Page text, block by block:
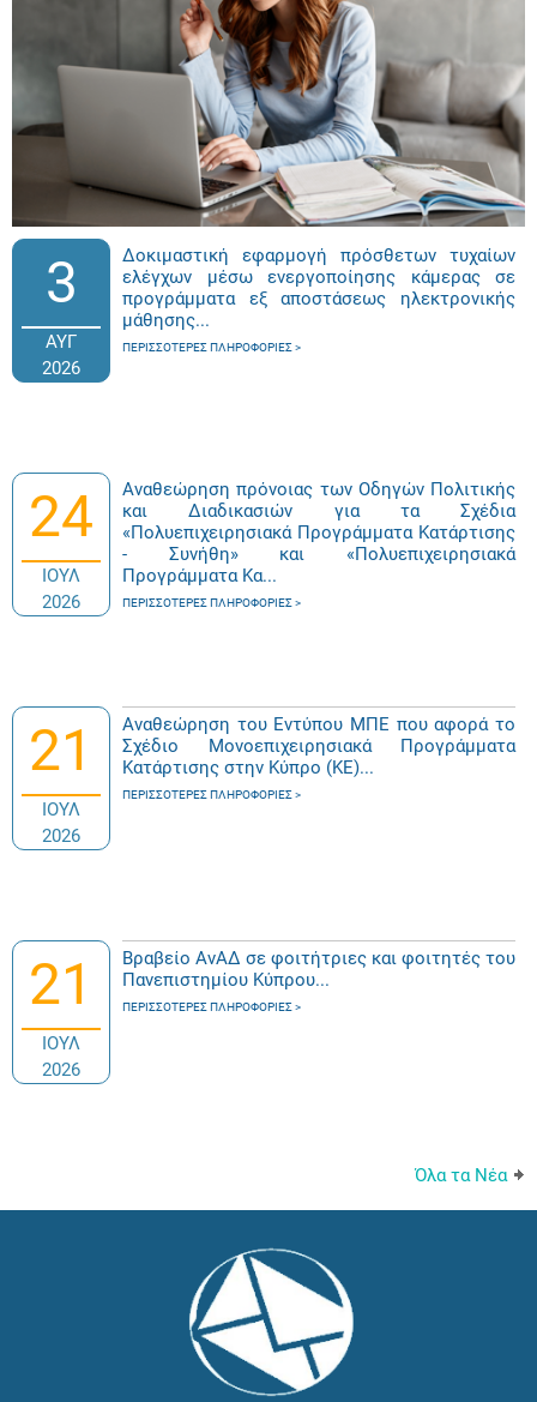
3
ΑΥΓ
2026
Δοκιμαστική εφαρμογή πρόσθετων τυχαίων
ελέγχων μέσω ενεργοποίησης κάμερας σε
προγράμματα εξ αποστάσεως ηλεκτρονικής
μάθησης...
ΠΕΡΙΣΣΌΤΕΡΕΣ ΠΛΗΡΟΦΟΡΊΕΣ
24
ΙΟΥΛ
2026
Αναθεώρηση πρόνοιας των Οδηγών Πολιτικής
και Διαδικασιών για τα Σχέδια
«Πολυεπιχειρησιακά Προγράμματα Κατάρτισης
- Συνήθη» και «Πολυεπιχειρησιακά
Προγράμματα Κα...
ΠΕΡΙΣΣΌΤΕΡΕΣ ΠΛΗΡΟΦΟΡΊΕΣ
21
ΙΟΥΛ
2026
Αναθεώρηση του Εντύπου ΜΠΕ που αφορά το
Σχέδιο Μονοεπιχειρησιακά Προγράμματα
Κατάρτισης στην Κύπρο (ΚΕ)...
ΠΕΡΙΣΣΌΤΕΡΕΣ ΠΛΗΡΟΦΟΡΊΕΣ
21
ΙΟΥΛ
2026
Βραβείο ΑνΑΔ σε φοιτήτριες και φοιτητές του
Πανεπιστημίου Κύπρου...
ΠΕΡΙΣΣΌΤΕΡΕΣ ΠΛΗΡΟΦΟΡΊΕΣ
Όλα τα Νέα